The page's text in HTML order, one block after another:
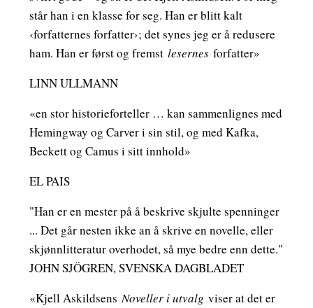
står han i en klasse for seg. Han er blitt kalt
‹forfatternes forfatter›; det synes jeg er å redusere
ham. Han er først og fremst lesernes forfatter»
LINN ULLMANN
«en stor historieforteller … kan sammenlignes med
Hemingway og Carver i sin stil, og med Kafka,
Beckett og Camus i sitt innhold»
EL PAIS
"Han er en mester på å beskrive skjulte spenninger
... Det går nesten ikke an å skrive en novelle, eller
skjønnlitteratur overhodet, så mye bedre enn dette."
JOHN SJÖGREN, SVENSKA DAGBLADET
«Kjell AskildsensNoveller i utvalg viser at det er